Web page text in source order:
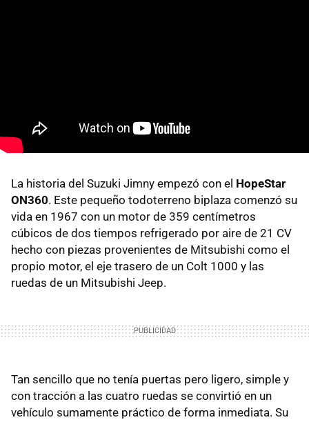
La historia del Suzuki Jimny empezó con el HopeStar
ON360. Este pequeño todoterreno biplaza comenzó su
vida en 1967 con un motor de 359 centímetros
cúbicos de dos tiempos refrigerado por aire de 21 CV
hecho con piezas provenientes de Mitsubishi como el
propio motor, el eje trasero de un Colt 1000 y las
ruedas de un Mitsubishi Jeep.
Tan sencillo que no tenía puertas pero ligero, simple y
con tracción a las cuatro ruedas se convirtió en un
vehículo sumamente práctico de forma inmediata. Su